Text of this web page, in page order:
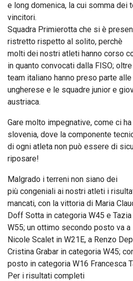
e long domenica, la cui somma dei
vincitori.
Squadra Primierotta che si è
ristretto rispetto al solito, perchè
molti dei nostri atleti hanno corso
in quanto convocati dalla FISO;
team italiano hanno preso parte
ungherese e le squadre junior e
austriaca.
Gare molto impegnative, come ci
slovenia, dove la componente
di ogni atleta non può essere di
riposare!
Malgrado i terreni non siano dei
più congeniali ai nostri atleti i
mancati, con la vittoria di Maria
Doff Sotta in categoria W45 e
W55; un ottimo secondo posto va a
Nicole Scalet in W21E, a Renzo
Cristina Grabar in categoria W45;
posto in categoria W16 Francesca
Per i risultati completi